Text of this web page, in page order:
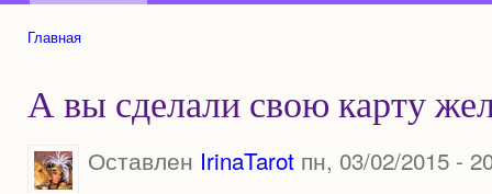
Главная
А вы сделали свою карту
Оставлен IrinaTarotпн, 03/02/2015 -